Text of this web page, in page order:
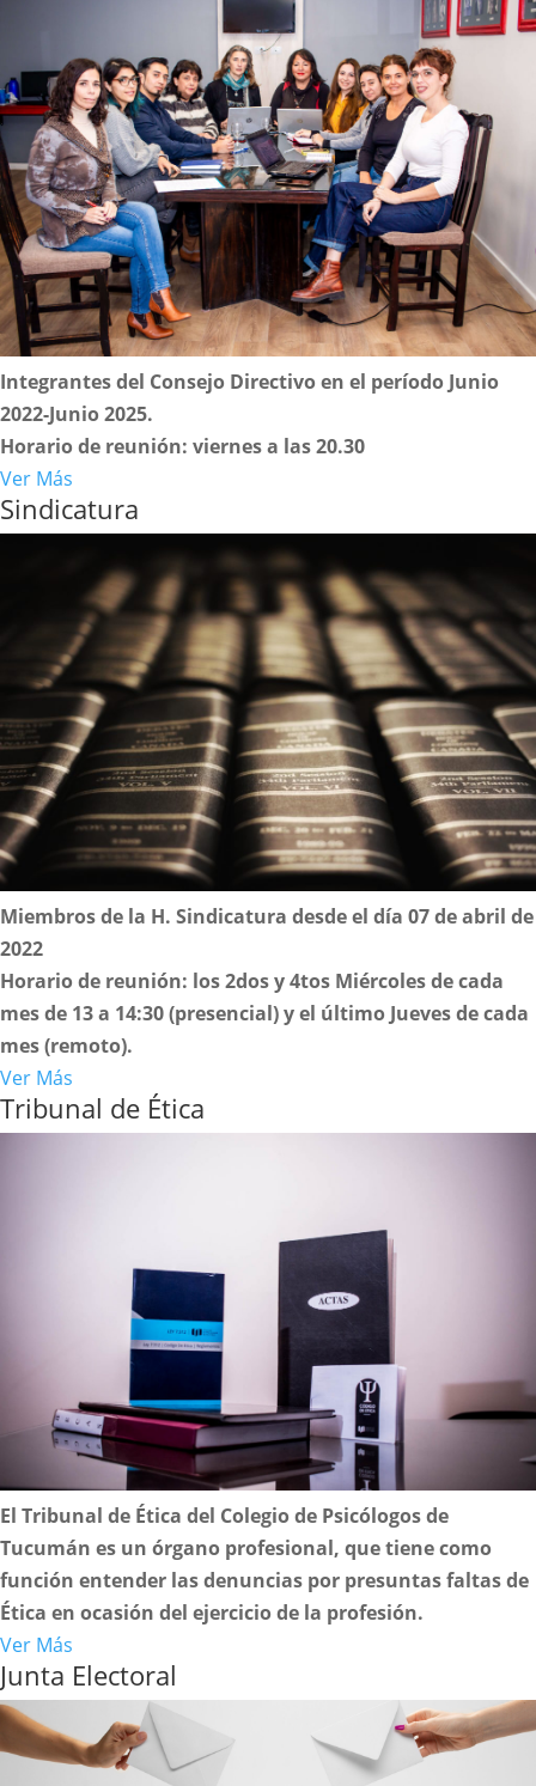
Integrantes del Consejo Directivo en el período Junio
2022-Junio 2025.
Horario de reunión: viernes a las 20.30
Ver Más
Sindicatura
Miembros de la H. Sindicatura desde el día 07 de abril de
2022
Horario de reunión: los 2dos y 4tos Miércoles de cada
mes de 13 a 14:30 (presencial) y el último Jueves de cada
mes (remoto).
Ver Más
Tribunal de Ética
El Tribunal de Ética del Colegio de Psicólogos de
Tucumán es un órgano profesional, que tiene como
función entender las denuncias por presuntas faltas de
Ética en ocasión del ejercicio de la profesión.
Ver Más
Junta Electoral